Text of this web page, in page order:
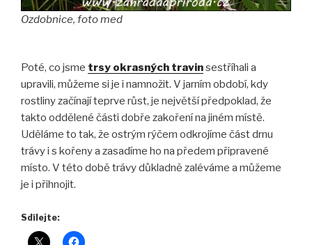
Ozdobnice, foto med
Poté, co jsme trsy okrasných travinsestříhali a
upravili, můžeme si je i namnožit. V jarním období, kdy
rostliny začínají teprve růst, je největší předpoklad, že
takto oddělené části dobře zakoření na jiném místě.
Uděláme to tak, že ostrým rýčem odkrojíme část drnu
trávy i s kořeny a zasadíme ho na předem připravené
místo. V této době trávy důkladně zaléváme a můžeme
je i přihnojit.
Sdílejte: